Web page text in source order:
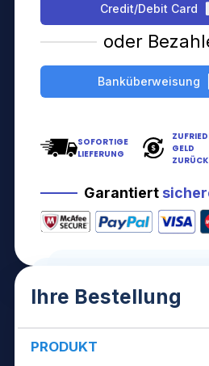
Credit/Debit Card
oder
Banküberweisung
SOFORTIGE
LIEFERUNG
GELD
ZURÜCK
Garantiert
Ihre Bestellung
PRODUKT